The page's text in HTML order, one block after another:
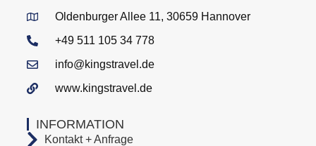
INFORMATION
Kontakt + Anfrage
Oldenburger Allee 11, 30659 Hannover
+49 511 105 34 778
info@kingstravel.de
www.kingstravel.de